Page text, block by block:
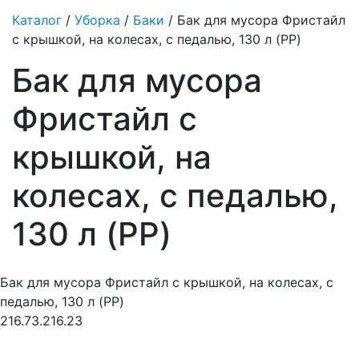
Каталог / Уборка / Баки / Бак для мусора Фристайл
с крышкой, на колесах, с педалью, 130 л (PP)
Бак для мусора
Фристайл с
крышкой, на
колесах, с педалью,
130 л (PP)
Бак для мусора Фристайл с крышкой, на колесах, с
педалью, 130 л (PP)
216.73.216.23